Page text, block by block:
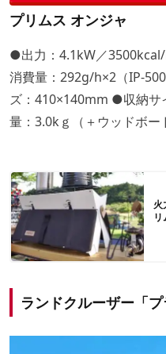
プリムス オンジャ
●出力：4.1kW／
消費量：292g/h×2（IP-
ズ：410×140mm ●収納
量：3.0kｇ（＋ウッドボー
火
リ
ランドクルーザー「プ